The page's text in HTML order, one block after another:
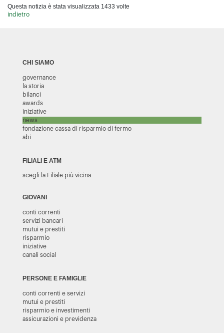
Questa notizia è stata visualizzata 1433 volte
indietro
CHI SIAMO
governance
la storia
bilanci
awards
iniziative
news
fondazione cassa di risparmio di fermo
abi
FILIALI E ATM
scegli la Filiale più vicina
GIOVANI
conti correnti
servizi bancari
mutui e prestiti
risparmio
iniziative
canali social
PERSONE E FAMIGLIE
conti correnti e servizi
mutui e prestiti
risparmio e investimenti
assicurazioni e previdenza